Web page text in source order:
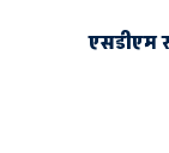
एसडीएम